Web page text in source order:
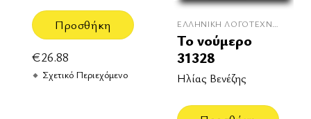
Προσθήκη
€26.88
Σχετικό Περιεχόμενο
ΕΛΛΗΝΙΚΉ ΛΟΓΟΤΕΧΝΊΑ
Το νούμερο
31328
Ηλίας Βενέζης